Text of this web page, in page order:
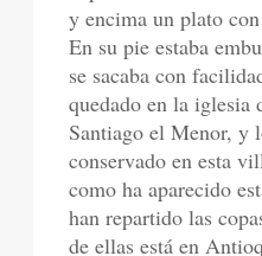
y encima un plato
En su pie estaba
se sacaba con
quedado en la iglesia
Santiago el Menor, y
conservado en esta
como ha aparecido
han repartido las
de ellas está en